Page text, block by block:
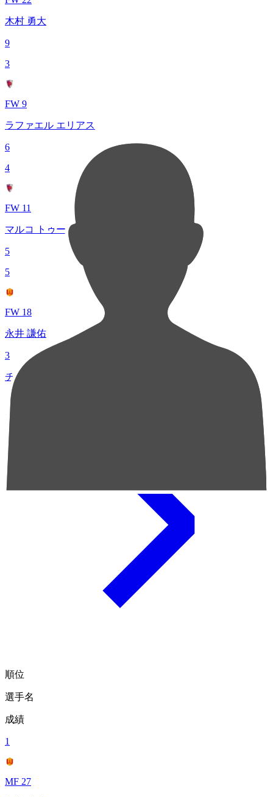
木村 勇大
9
3
FW 9
ラファエル エリアス
6
4
FW 11
マルコ トゥーリオ
5
5
FW 18
永井 謙佑
3
チャンスクリエイト総数
順位
選手名
成績
1
MF 27